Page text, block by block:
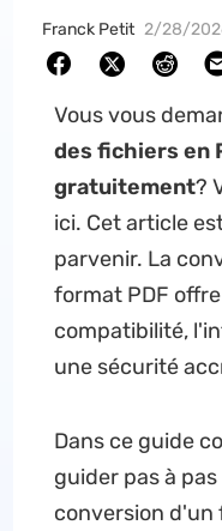
Franck Petit 2/28/
Vous vous
des fichiers en
gratuitement?
ici. Cet article
parvenir. La
format PDF
compatibilité,
une sécurité
Dans ce guide
guider pas à
conversion d'un